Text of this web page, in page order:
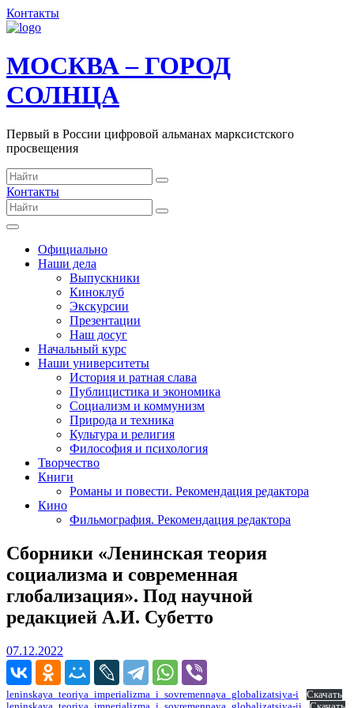
Контакты
МОСКВА – ГОРОД
СОЛНЦА
Первый в России цифровой альманах марксистского
просвещения
Контакты
Официально
Наши дела
Выпускники
Киноклуб
Экскурсии
Презентации
Наш досуг
Начальный курс
Наши университеты
История и ратная слава
Публицистика и экономика
Социализм и коммунизм
Природа и техника
Культура и религия
Философия и психология
Творчество
Книги
Романы и повести. Рекомендация редактора
Кино
Фильмография. Рекомендация редактора
Сборники «Ленинская теория
социализма и современная
глобализация». Под научной
редакцией А.И. Субетто
07.12.2022
leninskaya_teoriya_imperializma_i_sovremennaya_globalizatsiya-i
Скачать